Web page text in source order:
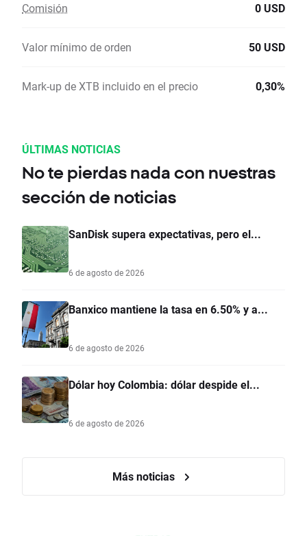
Comisión 0 USD
Valor mínimo de orden 50 USD
Mark-up de XTB incluido en el precio 0,30%
ÚLTIMAS NOTICIAS
No te pierdas nada con nuestras
sección de noticias
SanDisk supera expectativas, pero el...
6 de agosto de 2026
Banxico mantiene la tasa en 6.50% y a...
6 de agosto de 2026
Dólar hoy Colombia: dólar despide el...
6 de agosto de 2026
Más noticias